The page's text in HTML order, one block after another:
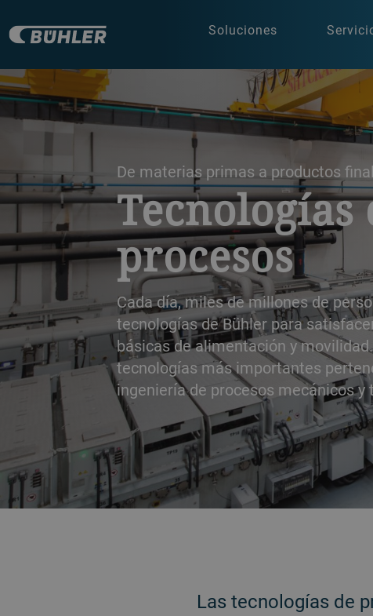
Soluciones
De materias primas a productos
Tecnologías
procesos
Cada día, miles de millones de
tecnologías de Bühler para
básicas de alimentación y
tecnologías más importantes
ingeniería de procesos mecánicos y
Las tecnologías de